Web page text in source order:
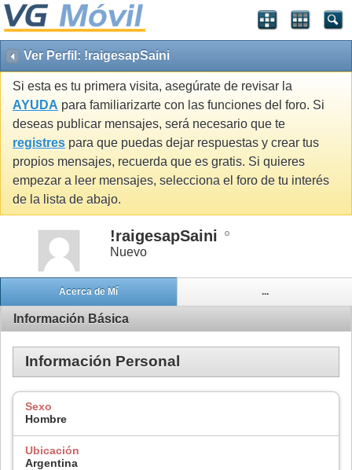
Ver Perfil: !raigesapSaini
Si esta es tu primera visita, asegúrate de revisar la
AYUDA para familiarizarte con las funciones del foro. Si
deseas publicar mensajes, será necesario que te
registres para que puedas dejar respuestas y crear tus
propios mensajes, recuerda que es gratis. Si quieres
empezar a leer mensajes, selecciona el foro de tu interés
de la lista de abajo.
!raigesapSaini
Nuevo
Acerca de Mí ...
Información Básica
Información Personal
Sexo
Hombre
Ubicación
Argentina